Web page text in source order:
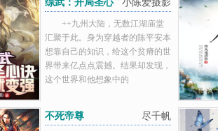
小陈爱摄影
综武：开局圣心
诀，躺平就变强
++九州大陆，无数江湖庙堂
汇聚于此。身为穿越者的陈平安本
想靠自己的知识，给这个贫瘠的世
界带来亿点点震撼。结果却发现，
这个世界和他想象中的
尽千帆
不死帝尊